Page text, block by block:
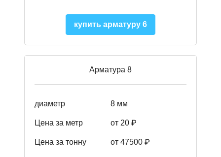
купить арматуру 6
Арматура 8
диаметр 8 мм
Цена за метр от 20 ₽
Цена за тонну от 47500 ₽